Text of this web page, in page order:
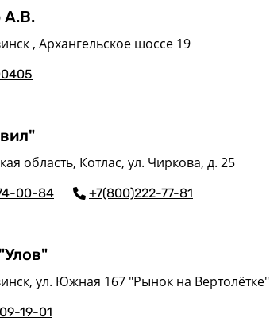
, Архангельское шоссе 19
область, Котлас, ул. Чиркова, д. 25
00-84 +7(800)222-77-81
ул. Южная 167 "Рынок на Вертолётке"
19-01